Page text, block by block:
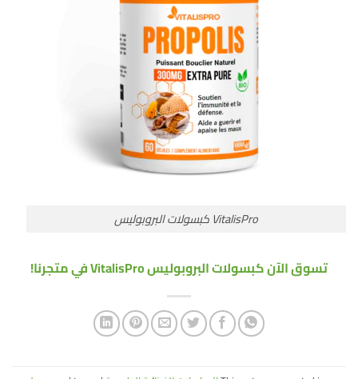
VitalisPro كبسولات البروبوليس
تسوق الآن كبسولات البروبوليس VitalisPro في متجرنا!